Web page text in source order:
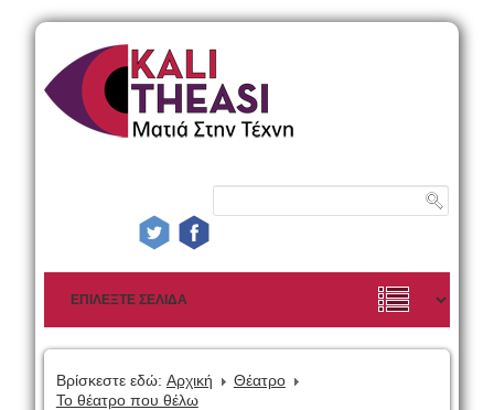
Βρίσκεστε εδώ: Αρχική
Θέατρο
Το θέατρο που θέλω